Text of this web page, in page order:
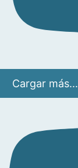
Cargar más...